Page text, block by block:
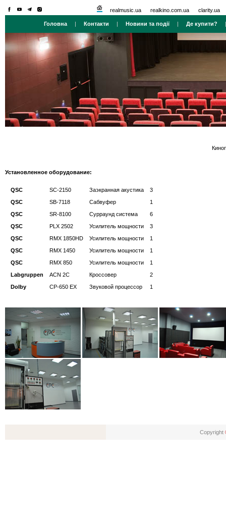
realmusic.ua realkino.com.ua clarity.ua
Головна | Контакти | Новини та події| Де купити?
Установленное оборудование:
QSC SC-2150 Заэкранная акустика
3
QSC
SB-7118 Сабвуфер
1
QSC
SR-8100 Сурраунд система
6
QSC
PLX 2502 Усилитель мощности
3
QSC
RMX 1850HD Усилитель мощности
1
QSC
RMX 1450 Усилитель мощности
1
QSC
RMX 850 Усилитель мощности
1
Labgruppen
ACN 2C Кроссовер
2
Dolby
CP-650 EX Звуковой процессор 1
Copyright